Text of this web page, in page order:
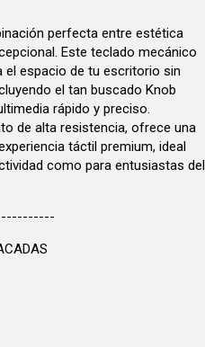
perfecta entre estética
Este teclado mecánico
espacio de tu escritorio sin
el tan buscado Knob
rápido y preciso.
de alta resistencia, ofrece una
táctil premium, ideal
como para entusiastas del